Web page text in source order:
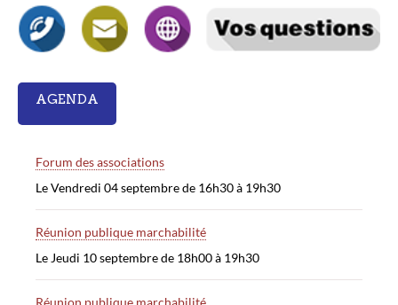
AGENDA
Forum des associations
Le Vendredi 04 septembre de 16h30 à 19h30
Réunion publique marchabilité
Le Jeudi 10 septembre de 18h00 à 19h30
Réunion publique marchabilité